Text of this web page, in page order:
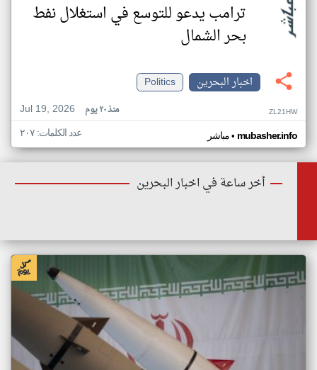
ترامب يدعو للتوسع في استغلال نفط
بحر الشمال
اخبار البحرين
Politics
Jul 19, 2026
منذ ٢٠ يوم ZL21HW
مباشر• mubasher.info عدد الكلمات: ٢٠٧
أخر ساعة في اخبار البحرين